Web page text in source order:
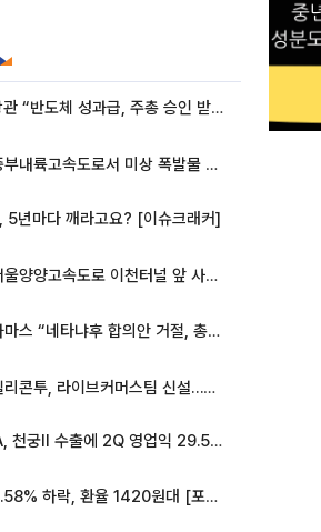
김정관 장관 “반도체 성과급, 주총 승인 받도록”…상법·자본시장법 개정 시사
내륙고속도로서 미상 폭발물 발견
5년마다 깨라고요? [이슈크래커]
양양고속도로 이천터널 앞 사고 발생
스 “네타냐후 합의안 거절, 총선 앞두고 시간 끌기”
투, 라이브커머스팀 신설…K뷰티 ‘글로벌 판매망’ 확대[K뷰티 라방戰]
LIG D&A, 천궁Ⅱ 수출에 2Q 영업익 29.5%↑…수주잔고 24.6조 [종합]
코스피 4.58% 하락, 환율 1420원대 [포토]